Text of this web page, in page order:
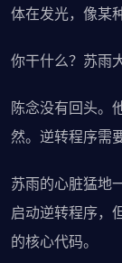
体在发光，像某
你干什么？苏雨
陈念没有回头。
然。逆转程序需
苏雨的心脏猛地
启动逆转程序，
的核心代码。